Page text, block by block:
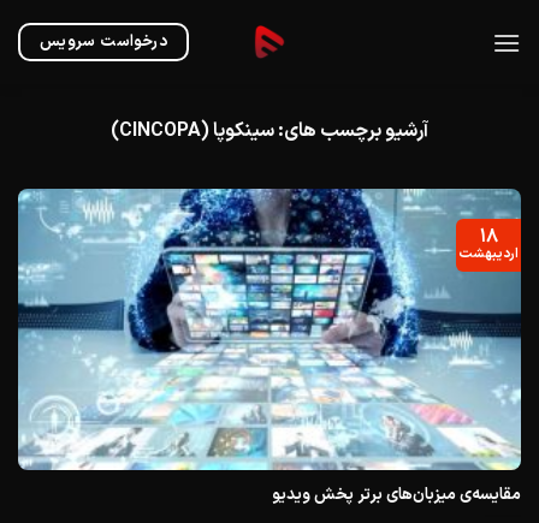
درخواست سرویس
آرشیو برچسب های:سینکوپا (CINCOPA)
مقایسه‌ی میزبان‌های برتر پخش ویدیو
۱۸
اردیبهشت